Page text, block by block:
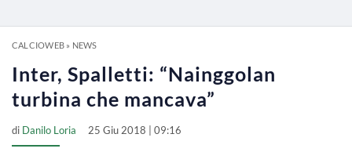
CALCIOWEB» NEWS
Inter, Spalletti: “Nainggolan
turbina che mancava”
di Danilo Loria 25 Giu 2018 | 09:16